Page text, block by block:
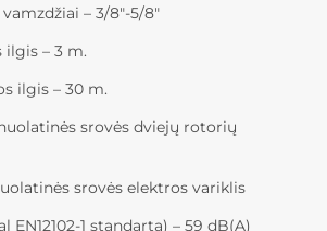
– 3/8″-5/8″
ilgis – 3 m.
ilgis – 30 m.
srovės dviejų rotorių
srovės elektros variklis
EN12102-1 standartą) – 59 dB(A)